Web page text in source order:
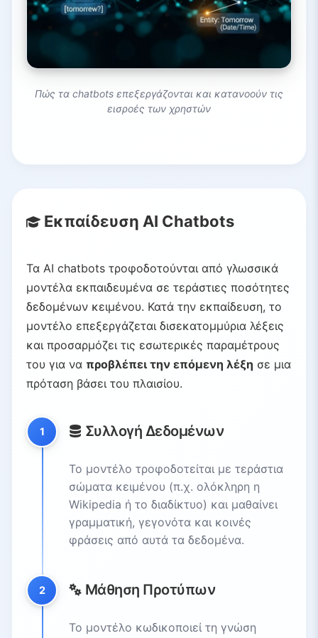
Πώς τα chatbots επεξεργάζονται και κατανοούν τις
εισροές των χρηστών
Εκπαίδευση AI Chatbots
Τα AI chatbots τροφοδοτούνται από γλωσσικά
μοντέλα εκπαιδευμένα σε τεράστιες ποσότητες
δεδομένων κειμένου. Κατά την εκπαίδευση, το
μοντέλο επεξεργάζεται δισεκατομμύρια λέξεις
και προσαρμόζει τις εσωτερικές παραμέτρους
του για να προβλέπει την επόμενη λέξη σε μια
πρόταση βάσει του πλαισίου.
1 Συλλογή Δεδομένων
Το μοντέλο τροφοδοτείται με τεράστια
σώματα κειμένου (π.χ. ολόκληρη η
Wikipedia ή το διαδίκτυο) και μαθαίνει
γραμματική, γεγονότα και κοινές
φράσεις από αυτά τα δεδομένα.
2 Μάθηση Προτύπων
Το μοντέλο κωδικοποιεί τη γνώση